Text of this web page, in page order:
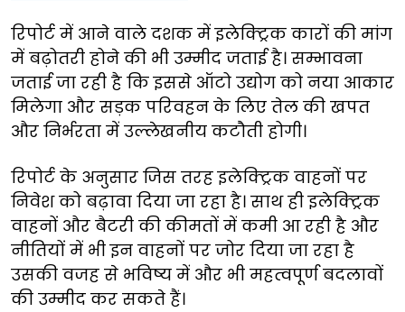
रिपोर्ट में आने वाले दशक में इलेक्ट्रिक कारों की मांग
में बढ़ोतरी होने की भी उम्मीद जताई है। सम्भावना
जताई जा रही है कि इससे ऑटो उद्योग को नया आकार
मिलेगा और सड़क परिवहन के लिए तेल की खपत
और निर्भरता में उल्लेखनीय कटौती होगी।
रिपोर्ट के अनुसार जिस तरह इलेक्ट्रिक वाहनों पर
निवेश को बढ़ावा दिया जा रहा है। साथ ही इलेक्ट्रिक
वाहनों और बैटरी की कीमतों में कमी आ रही है और
नीतियों में भी इन वाहनों पर जोर दिया जा रहा है
उसकी वजह से भविष्य में और भी महत्वपूर्ण बदलावों
की उम्मीद कर सकते हैं।